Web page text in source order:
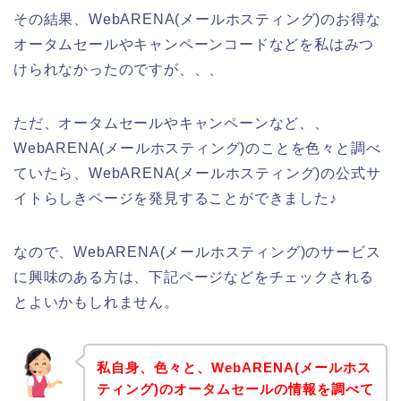
その結果、WebARENA(メールホスティング)のお得な
オータムセールやキャンペーンコードなどを私はみつ
けられなかったのですが、、、
ただ、オータムセールやキャンペーンなど、、
WebARENA(メールホスティング)のことを色々と調べ
ていたら、WebARENA(メールホスティング)の公式サ
イトらしきページを発見することができました♪
なので、WebARENA(メールホスティング)のサービス
に興味のある方は、下記ページなどをチェックされる
とよいかもしれません。
私自身、色々と、WebARENA(メールホス
ティング)のオータムセールの情報を調べて